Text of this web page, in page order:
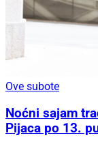
Ove subote
Noćni sajam
Pijaca po 13.